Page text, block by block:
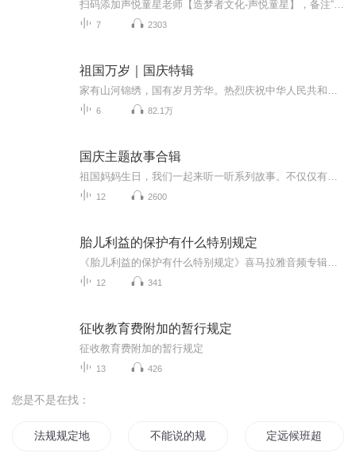
7 2303
祖国万岁｜国庆特辑
6 82.1万
国庆主题故事合辑
12 2600
胎儿利益的保护有什么特别规定
12 341
征收教育费附加的暂行规定
征收教育费附加的暂行规定
13 426
您是不是在找：
法规规定地方 不能说的规则 定远候班超